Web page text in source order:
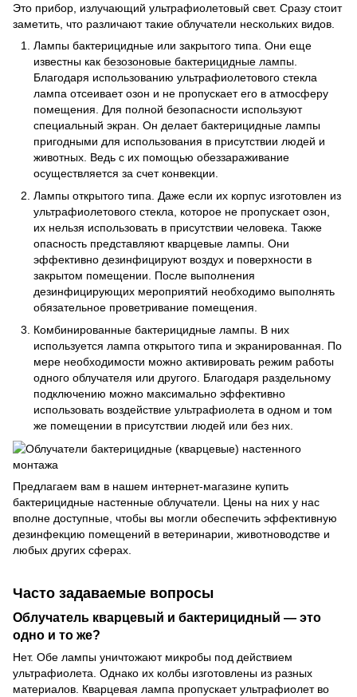
Это прибор, излучающий ультрафиолетовый свет. Сразу стоит
заметить, что различают такие облучатели нескольких видов.
Лампы бактерицидные или закрытого типа. Они еще
известны как безозоновые бактерицидные лампы
Благодаря использованию ультрафиолетового стекла
лампа отсеивает озон и не пропускает его в атмосферу
помещения. Для полной безопасности используют
специальный экран. Он делает бактерицидные лампы
пригодными для использования в присутствии людей и
животных. Ведь с их помощью обеззараживание
осуществляется за счет конвекции.
Лампы открытого типа. Даже если их корпус изготовлен из
ультрафиолетового стекла, которое не пропускает озон,
их нельзя использовать в присутствии человека. Также
опасность представляют кварцевые лампы. Они
эффективно дезинфицируют воздух и поверхности в
закрытом помещении. После выполнения
дезинфицирующих мероприятий необходимо выполнять
обязательное проветривание помещения.
Комбинированные бактерицидные лампы. В них
используется лампа открытого типа и экранированная. По
мере необходимости можно активировать режим работы
одного облучателя или другого. Благодаря раздельному
подключению можно максимально эффективно
использовать воздействие ультрафиолета в одном и том
же помещении в присутствии людей или без них.
Предлагаем вам в нашем интернет-магазине купить
бактерицидные настенные облучатели. Цены на них у нас
вполне доступные, чтобы вы могли обеспечить эффективную
дезинфекцию помещений в ветеринарии, животноводстве и
любых других сферах.
Часто задаваемые вопросы
Облучатель кварцевый и бактерицидный — это
одно и то же?
Нет. Обе лампы уничтожают микробы под действием
ультрафиолета. Однако их колбы изготовлены из разных
материалов. Кварцевая лампа пропускает ультрафиолет во